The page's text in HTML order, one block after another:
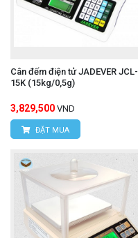
Cân đếm điện tử JADEVER JCL-
15K (15kg/0,5g)
3,829,500 VND
ĐẶT MUA